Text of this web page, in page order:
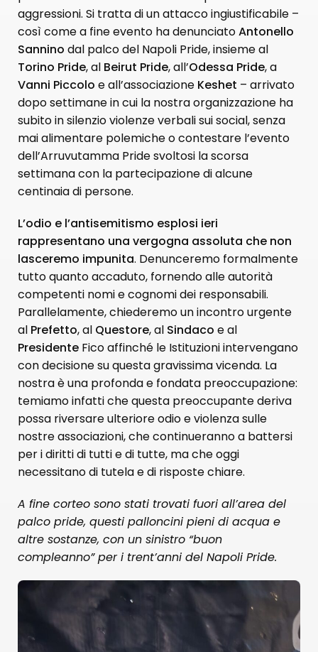
aggressioni. Si tratta di un attacco ingiustificabile –
così come a fine evento ha denunciatoAntonello
Sannino dal palco del Napoli Pride, insieme al
Torino Pride, al Beirut Pride, all’Odessa Pride, a
Vanni Piccolo e all’associazione Keshet – arrivato
dopo settimane in cui la nostra organizzazione ha
subito in silenzio violenze verbali sui social, senza
mai alimentare polemiche o contestare l’evento
dell’Arruvutamma Pride svoltosi la scorsa
settimana con la partecipazione di alcune
centinaia di persone.
L’odio e l’antisemitismo esplosi ieri
rappresentano una vergogna assoluta che non
lasceremo impunita. Denunceremo formalmente
tutto quanto accaduto, fornendo alle autorità
competenti nomi e cognomi dei responsabili.
Parallelamente, chiederemo un incontro urgente
al Prefetto, al Questore, al Sindaco e al
Presidente Fico affinché le Istituzioni intervengano
con decisione su questa gravissima vicenda. La
nostra è una profonda e fondata preoccupazione:
temiamo infatti che questa preoccupante deriva
possa riversare ulteriore odio e violenza sulle
nostre associazioni, che continueranno a battersi
per i diritti di tutti e di tutte, ma che oggi
necessitano di tutela e di risposte chiare.
A fine corteo sono stati trovati fuori all’area del
palco pride, questi palloncini pieni di acqua e
altre sostanze, con un sinistro “buon
compleanno” per i trent’anni del Napoli Pride.